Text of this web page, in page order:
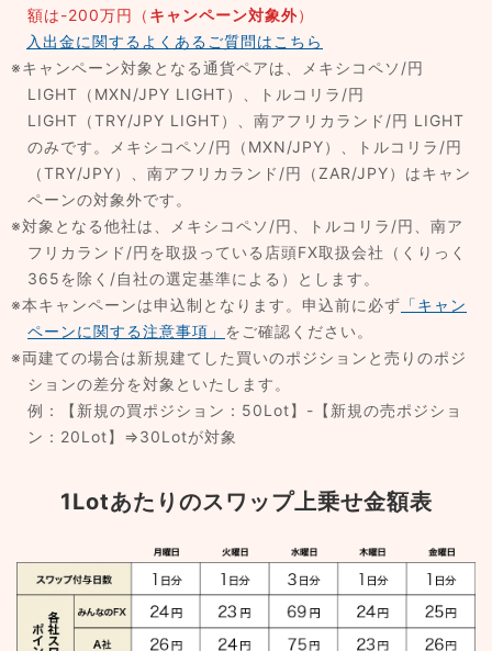
額は-200万円（ キャンペーン対象外）
入出金に関するよくあるご質問はこちら
※キャンペーン対象となる通貨ペアは、メキシコペソ/円
LIGHT（MXN/JPY LIGHT）、トルコリラ/円
LIGHT（TRY/JPY LIGHT）、南アフリカランド/円 LIGHT
のみです。メキシコペソ/円（MXN/JPY）、トルコリラ/円
（TRY/JPY）、南アフリカランド/円（ZAR/JPY）はキャン
ペーンの対象外です。
※対象となる他社は、メキシコペソ/円、トルコリラ/円、南ア
フリカランド/円を取扱っている店頭FX取扱会社（くりっく
365を除く/自社の選定基準による）とします。
※本キャンペーンは申込制となります。申込前に必ず 「キャン
ペーンに関する注意事項」 をご確認ください。
※両建ての場合は新規建てした買いのポジションと売りのポジ
ションの差分を対象といたします。
例：【新規の買ポジション：50Lot】-【新規の売ポジショ
ン：20Lot】⇒30Lotが対象
1Lotあたりのスワップ上乗せ金額表